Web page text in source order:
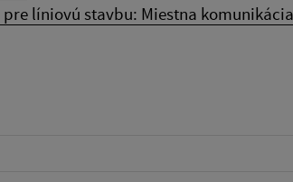
líniovú stavbu: Miestna